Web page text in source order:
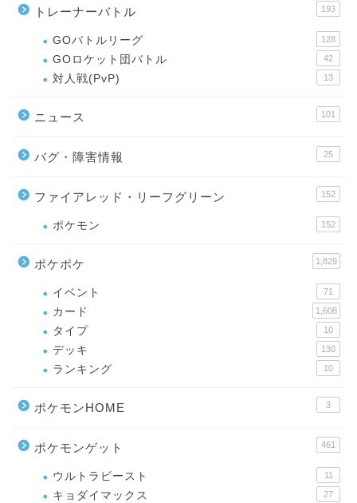
トレーナーバトル 193
GOバトルリーグ 128
GOロケット団バトル 42
対人戦(PvP) 13
ニュース 101
バグ・障害情報 25
ファイアレッド・リーフグリーン 152
ポケモン 152
ポケポケ 1,829
イベント 71
カード 1,608
タイプ 10
デッキ 130
ランキング 10
ポケモンHOME 3
ポケモンゲット 461
ウルトラビースト 11
キョダイマックス 27